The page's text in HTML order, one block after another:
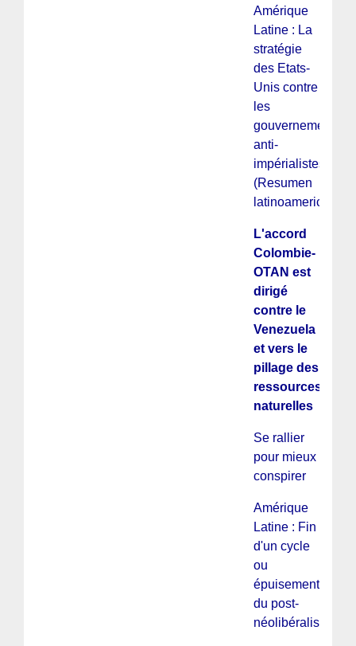
Amérique
Latine : La
stratégie
des Etats-
Unis contre
les
gouvernements
anti-
impérialistes
(Resumen
latinoamericano)
L'accord
Colombie-
OTAN est
dirigé
contre le
Venezuela
et vers le
pillage des
ressources
naturelles
Se rallier
pour mieux
conspirer
Amérique
Latine : Fin
d'un cycle
ou
épuisement
du post-
néolibéralisme